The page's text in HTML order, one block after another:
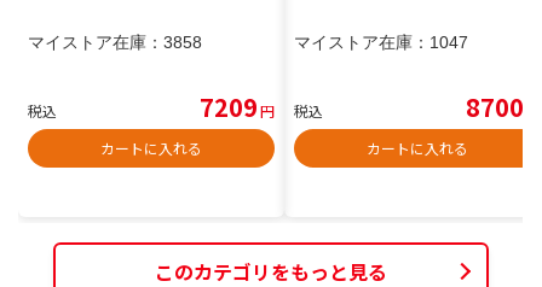
マイストア在庫： 3858
税込 7209円
カートに入れる
マイストア在庫： 1047
税込 8700
カートに入れる
このカテゴリをもっと見る